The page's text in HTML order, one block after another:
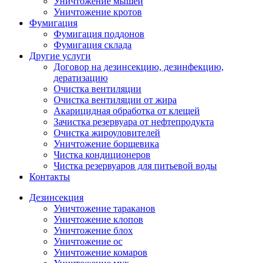
Уничтожение кротов
Фумигация
Фумигация поддонов
Фумигация склада
Другие услуги
Договор на дезинсекцию, дезинфекцию,
дератизацию
Очистка вентиляции
Очистка вентиляции от жира
Акарицидная обработка от клещей
Зачистка резервуара от нефтепродукта
Очистка жироуловителей
Уничтожение борщевика
Чистка кондиционеров
Чистка резервуаров для питьевой воды
Контакты
Дезинсекция
Уничтожение тараканов
Уничтожение клопов
Уничтожение блох
Уничтожение ос
Уничтожение комаров